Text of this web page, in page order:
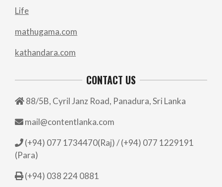
Life
mathugama.com
kathandara.com
CONTACT US
88/5B, Cyril Janz Road, Panadura, Sri Lanka
mail@contentlanka.com
(+94) 077 1734470(Raj) / (+94) 077 1229191
(Para)
(+94) 038 224 0881